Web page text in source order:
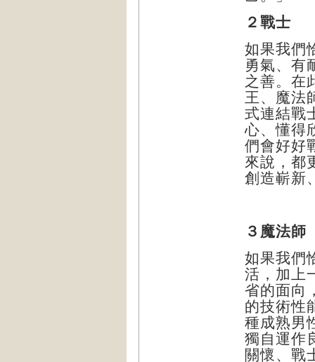
２戰士
如果我們
勇氣、 有
之善。 在
王 、
魔法
式連結戰
心、懂得
們會好好
來說 ， 都
創造嶄新
３魔法師
如果我們
活 ， 加上
省的面向
的技術性
種成熟男
獨自運作
關懷 、 戰